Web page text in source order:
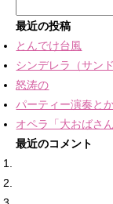
最近の投稿
とんでけ台風
シンデレラ（サン
怒涛の
パーティー演奏と
オペラ「大おばさ
最近のコメント